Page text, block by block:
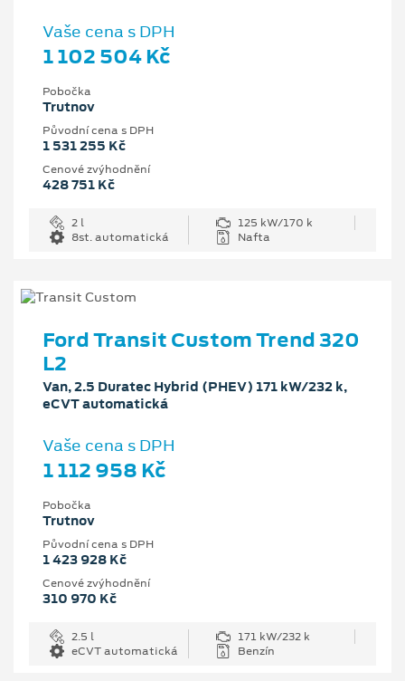
Vaše cena s DPH
1 102 504 Kč
Pobočka
Trutnov
Původní cena s DPH
1 531 255 Kč
Cenové zvýhodnění
428 751 Kč
2 l
125 kW/170 k
8st. automatická
Nafta
Ford Transit Custom Trend 320
L2
Van, 2.5 Duratec Hybrid (PHEV) 171 kW/232 k,
eCVT automatická
Vaše cena s DPH
1 112 958 Kč
Pobočka
Trutnov
Původní cena s DPH
1 423 928 Kč
Cenové zvýhodnění
310 970 Kč
2.5 l
171 kW/232 k
eCVT automatická
Benzín